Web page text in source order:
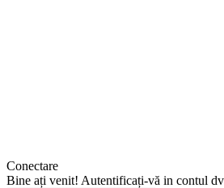
Conectare
Bine ați venit! Autentificați-vă in contul